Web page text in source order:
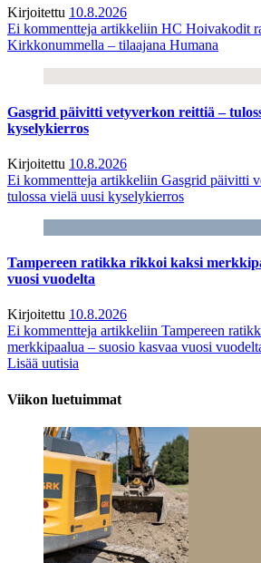
Kirjoitettu 10.8.2026
Ei kommentteja artikkeliin HC Hoivakodit
Kirkkonummella – tilaajana Humana
Gasgrid päivitti vetyverkon reittiä –
kyselykierros
Kirjoitettu 10.8.2026
Ei kommentteja artikkeliin Gasgrid päivitti
tulossa vielä uusi kyselykierros
Tampereen ratikka rikkoi kaksi
vuosi vuodelta
Kirjoitettu 10.8.2026
Ei kommentteja artikkeliin Tampereen
merkkipaalua – suosio kasvaa vuosi
Lisää uutisia
Viikon luetuimmat